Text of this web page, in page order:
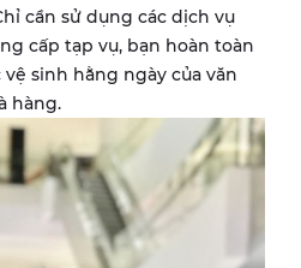
cần sử dụng các dịch vụ
cấp tạp vụ, bạn hoàn toàn
sinh hằng ngày của văn
hàng.